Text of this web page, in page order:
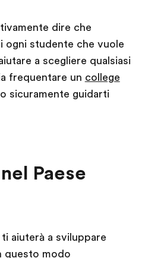
dire che
ogni studente che vuole
a scegliere qualsiasi
frequentare un college
sicuramente guidarti
Paese
aiuterà a sviluppare
questo modo